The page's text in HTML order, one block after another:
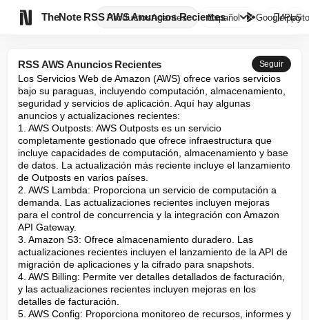
TheNote ProductosAgentes
RSS AWS Anuncios Recientes
Español GooglePlay

RSS AWS Anuncios Recientes Seguir
Los Servicios Web de Amazon (AWS) ofrece varios servicios
bajo su paraguas, incluyendo computación, almacenamiento,
seguridad y servicios de aplicación. Aquí hay algunas
anuncios y actualizaciones recientes:
1. AWS Outposts: AWS Outposts es un servicio
completamente gestionado que ofrece infraestructura que
incluye capacidades de computación, almacenamiento y base
de datos. La actualización más reciente incluye el lanzamiento
de Outposts en varios países.
2. AWS Lambda: Proporciona un servicio de computación a
demanda. Las actualizaciones recientes incluyen mejoras
para el control de concurrencia y la integración con Amazon
API Gateway.
3. Amazon S3: Ofrece almacenamiento duradero. Las
actualizaciones recientes incluyen el lanzamiento de la API de
migración de aplicaciones y la cifrado para snapshots.
4. AWS Billing: Permite ver detalles detallados de facturación,
y las actualizaciones recientes incluyen mejoras en los
detalles de facturación.
5. AWS Config: Proporciona monitoreo de recursos, informes y